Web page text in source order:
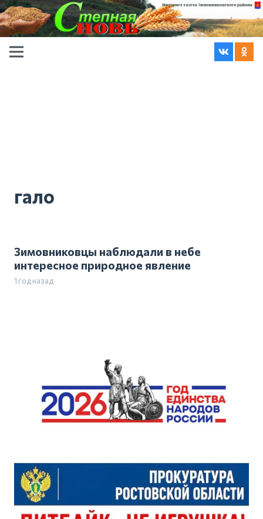
гало
Зимовниковцы наблюдали в небе
интересное природное явление
1 год назад